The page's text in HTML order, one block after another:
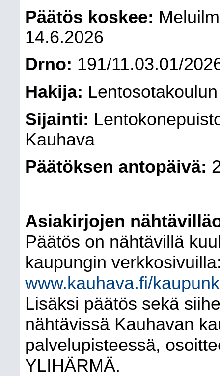
Päätös koskee:
14.6.2026
Drno: 191/11.03.01/
Hakija:
Sijainti:
Kauhava
Päätöksen antopäivä:
Asiakirjojen
Päätös on nähtävillä
kaupungin
www.kauhava.fi/
Lisäksi päätös sekä
nähtävissä Kauhavan
palvelupisteessä,
YLIHÄRMÄ.